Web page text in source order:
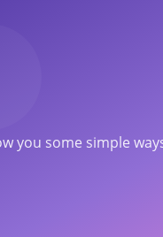
you some simple